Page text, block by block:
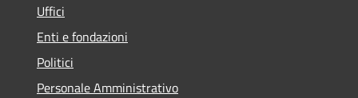
Uffici
Enti e fondazioni
Politici
Personale Amministrativo